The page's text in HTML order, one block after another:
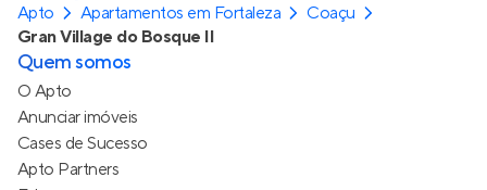
Apto Apartamentos em Fortaleza
Coaçu
Gran Village do Bosque II
Quem somos
O Apto
Anunciar imóveis
Cases de Sucesso
Apto Partners